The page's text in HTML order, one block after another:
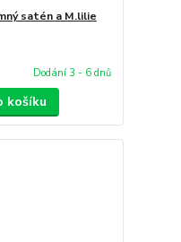
satén a M.lilie
Dodání 3 - 6 dnů
košíku